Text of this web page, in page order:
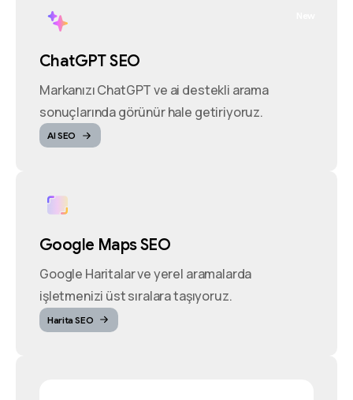
ChatGPT SEO
Markanızı ChatGPT ve ai destekli arama
sonuçlarında görünür hale getiriyoruz.
AI SEO
Google Maps SEO
Google Haritalar ve yerel aramalarda
işletmenizi üst sıralara taşıyoruz.
Harita SEO